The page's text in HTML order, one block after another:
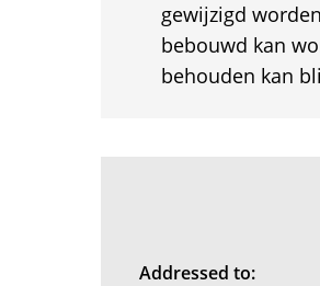
gewijzigd
bebouwd kan
behouden kan
Addressed to: